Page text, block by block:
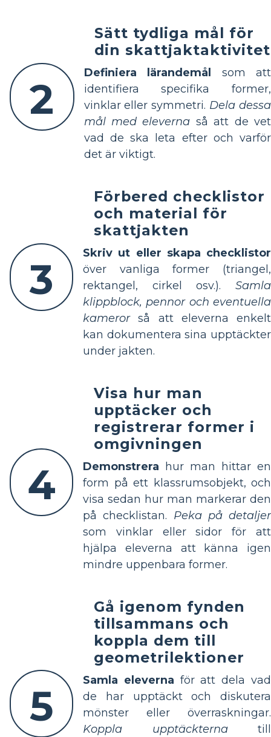
2
Sätt tydliga mål för
din skattjaktaktivitet
Definiera lärandemål
som att
identifiera specifika former,
vinklar eller symmetri. Dela dessa
mål med eleverna så att de vet
vad de ska leta efter och varför
det är viktigt.
3
Förbered checklistor
och material för
skattjakten
Skriv ut eller skapa checklistor
över vanliga former (triangel,
rektangel, cirkel osv.). Samla
klippblock, pennor och eventuella
kamerorså att eleverna enkelt
kan dokumentera sina upptäckter
under jakten.
4
Visa hur man
upptäcker och
registrerar former i
omgivningen
Demonstrera hur man hittar en
form på ett klassrumsobjekt, och
visa sedan hur man markerar den
på checklistan. Peka på detaljer
som vinklar eller sidor för att
hjälpa eleverna att känna igen
mindre uppenbara former.
5
Gå igenom fynden
tillsammans och
koppla dem till
geometrilektioner
Samla eleverna för att dela vad
de har upptäckt och diskutera
mönster eller överraskningar.
Koppla upptäckternatill